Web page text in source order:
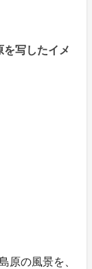
を写したイメ
原の風景を、